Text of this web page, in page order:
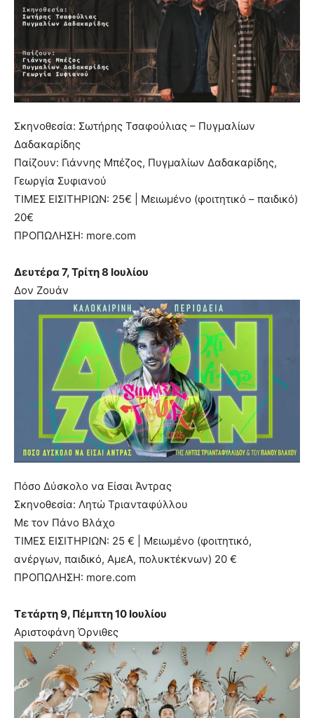
Σκηνοθεσία: Σωτήρης Τσαφούλιας – Πυγμαλίων
Δαδακαρίδης
Παίζουν: Γιάννης Μπέζος, Πυγμαλίων Δαδακαρίδης,
Γεωργία Συφιανού
ΤΙΜΕΣ ΕΙΣΙΤΗΡΙΩΝ: 25€ | Μειωμένο (φοιτητικό – παιδικό)
20€
ΠΡΟΠΩΛΗΣΗ: more.com
Δευτέρα 7, Τρίτη 8 Ιουλίου
Δον Ζουάν
Πόσο Δύσκολο να Είσαι Άντρας
Σκηνοθεσία: Λητώ Τριανταφύλλου
Με τον Πάνο Βλάχο
ΤΙΜΕΣ ΕΙΣΙΤΗΡΙΩΝ: 25 € | Μειωμένο (φοιτητικό,
ανέργων, παιδικό, ΑμεΑ, πολυκτέκνων) 20 €
ΠΡΟΠΩΛΗΣΗ: more.com
Τετάρτη 9, Πέμπτη 10 Ιουλίου
Αριστοφάνη Όρνιθες